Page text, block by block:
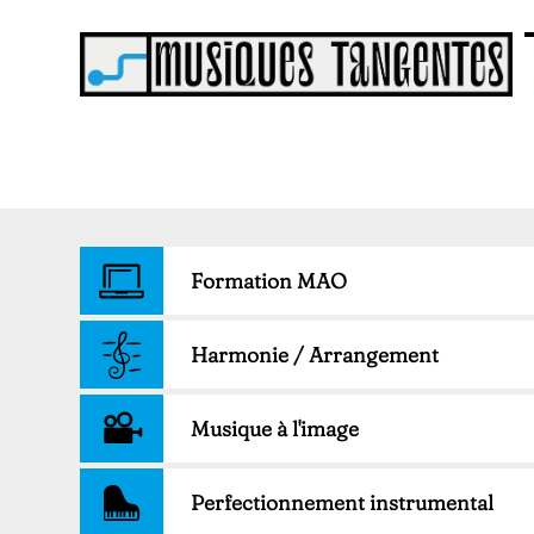
Formation MAO
Harmonie / Arrangement
Musique à l'image
Perfectionnement instrumental